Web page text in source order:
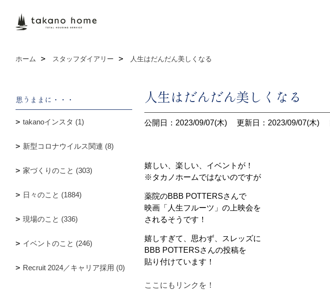
ホーム スタッフダイアリー 人生はだんだん美しくなる
人生はだんだん美しくなる
公開日：2023/09/07(木) 更新日：2023/09/07(木)
嬉しい、楽しい、イベントが！
※タカノホームではないのですが
薬院のBBB POTTERSさんで
映画「人生フルーツ」の上映会を
されるそうです！
嬉しすぎて、思わず、スレッズに
BBB POTTERSさんの投稿を
貼り付けています！
ここにもリンクを！
思うままに・・・
takanoインスタ (1)
新型コロナウイルス関連 (8)
家づくりのこと (303)
日々のこと (1884)
現場のこと (336)
イベントのこと (246)
Recruit 2024／キャリア採用 (0)